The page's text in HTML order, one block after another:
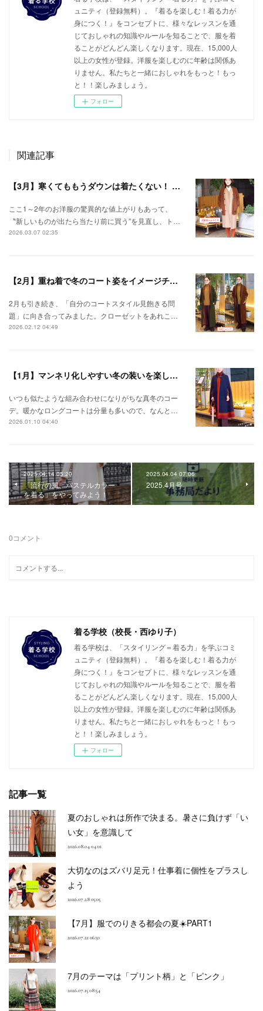
ュニティ（登録無料）。『着るを楽しむ！着る力が
身につく！』をコンセプトに、様々なレッスンを通
じておしゃれの知識やルールを知ることで、服を着
ることがどんどん楽しくなります。現在、15,000人
以上の女性が登録。洋服を楽しむのに年齢は関係あ
りません。私たちと一緒におしゃれをもっと！もっ
と！！楽しみましょう。
フォロー
関連記事
【3月】寒くてももうダウンは着たくない！ とっておきの春待ちアウターコーデ
ここ1～2年のお洋服の驚異的な値上がりもあって、
〝新しいものが出たら当たり前に買う″を見直し、ト…
2026.03.07 02:35
【2月】重ね着で冬のコート姿をイメージチェンジ
2月も引き続き、「自分のコートスタイル見飽きる問
題」に向き合ってみました。クローゼットをあれこ…
2026.02.12 04:49
【1月】マンネリ化しやすい冬の装いを楽しもう！
いつも似たような組み合わせになりがちな真冬のコー
デ。暖かなロングコートは分量も多いので、なんと…
2026.01.10 04:40
2025.04.14 05:20
「流行の風、パステルカラー
を着る」をやってみよう！
2025.04.04 07:06
2025.4月号
0コメント
着る学校（校長・西ゆり子）
着る学校は、「スタイリング＝着る力」を学ぶコミ
ュニティ（登録無料）。『着るを楽しむ！着る力が
身につく！』をコンセプトに、様々なレッスンを通
じておしゃれの知識やルールを知ることで、服を着
ることがどんどん楽しくなります。現在、15,000人
以上の女性が登録。洋服を楽しむのに年齢は関係あ
りません。私たちと一緒におしゃれをもっと！もっ
と！！楽しみましょう。
フォロー
記事一覧
夏のおしゃれは所作で決まる。暑さに負けず「い
い女」を意識して
2026.08.04 04:01
大切なのはズバリ足元！仕事着に個性をプラスし
よう
2026.07.28 05:05
【7月】服でのりきる都会の夏☀️PART1
2026.07.21 06:50
7月のテーマは「プリント柄」と「ピンク」
2026.07.15 08:54